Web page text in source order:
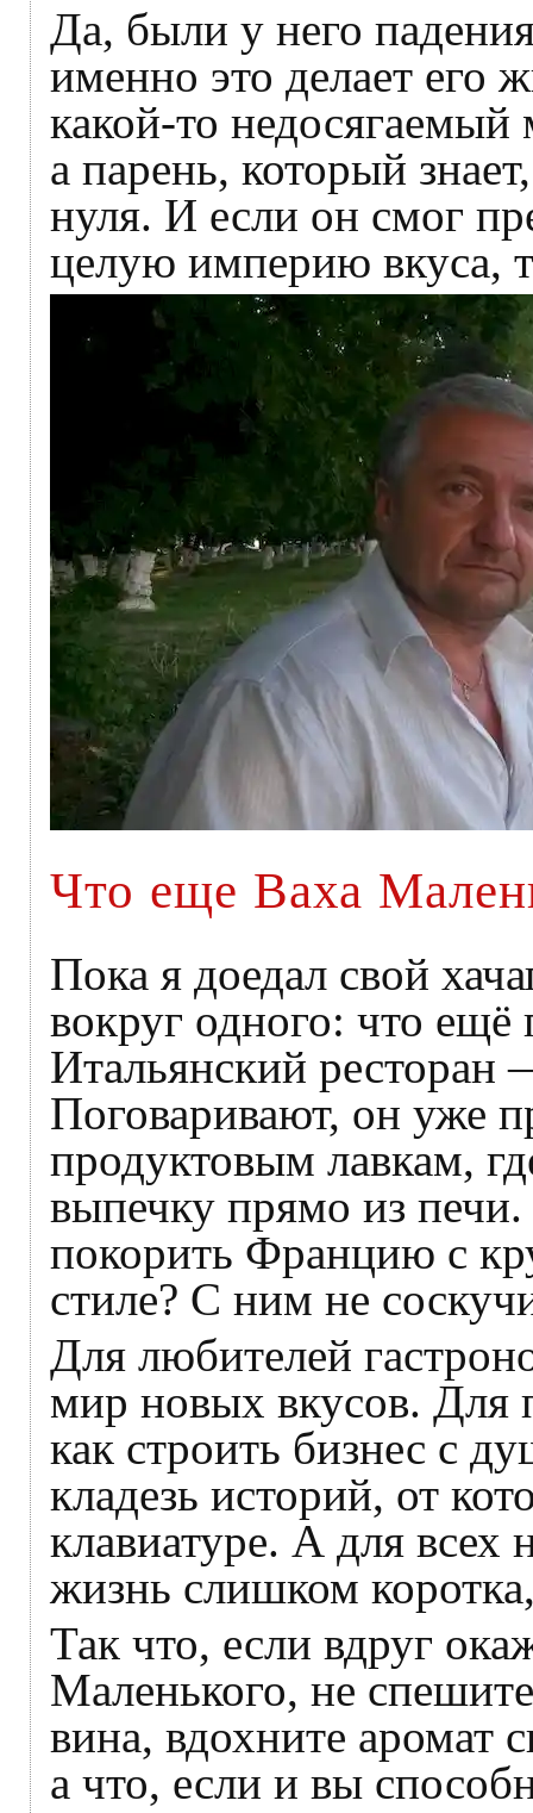
Да, были у него
именно это делает
какой-то
а парень, который
нуля. И если он смог
целую империю вкуса,
Что еще Ваха
Пока я доедал свой
вокруг одного: что
Итальянский ресторан
Поговаривают, он уже
продуктовым лавкам,
выпечку прямо из
покорить Францию с
стиле? С ним не
Для любителей
мир новых вкусов.
как строить бизнес с
кладезь историй, от
клавиатуре. А для
жизнь слишком
Так что, если вдруг
Маленького, не
вина, вдохните аромат
а что, если и вы